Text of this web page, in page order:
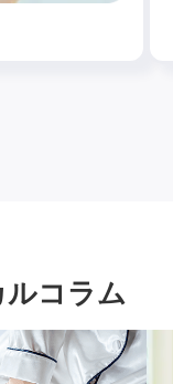
コラム